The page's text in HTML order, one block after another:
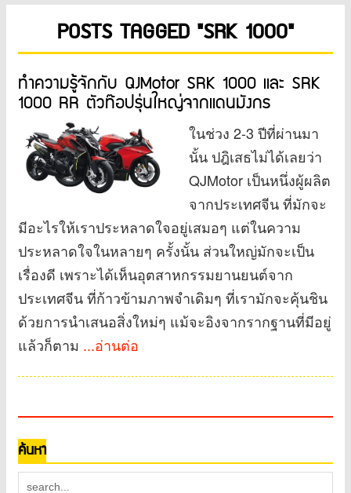
POSTS TAGGED "SRK 1000"
ทำความรู้จักกับ QJMotor SRK 1000 และ SRK
1000 RR ตัวท๊อปรุ่นใหญ่จากแดนมังกร
ในช่วง 2-3 ปีที่ผ่านมา
นั้น ปฎิเสธไม่ได้เลยว่า
QJMotor เป็นหนึ่งผู้ผลิต
จากประเทศจีน ที่มักจะ
มีอะไรให้เราประหลาดใจอยู่เสมอๆ แต่ในความ
ประหลาดใจในหลายๆ ครั้งนั้น ส่วนใหญ่มักจะเป็น
เรื่องดี เพราะได้เห็นอุตสาหกรรมยานยนต์จาก
ประเทศจีน ที่ก้าวข้ามภาพจำเดิมๆ ที่เรามักจะคุ้นชิน
ด้วยการนำเสนอสิ่งใหม่ๆ แม้จะอิงจากรากฐานที่มีอยู่
แล้วก็ตาม ...อ่านต่อ
ค้นหา